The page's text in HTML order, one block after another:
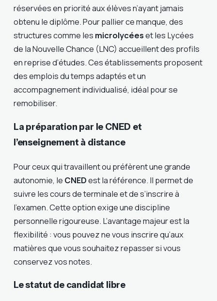
réservées en priorité aux élèves n’ayant jamais
obtenu le diplôme. Pour pallier ce manque, des
structures comme les microlycéeset les Lycées
de la Nouvelle Chance (LNC) accueillent des profils
en reprise d’études. Ces établissements proposent
des emplois du temps adaptés et un
accompagnement individualisé, idéal pour se
remobiliser.
La préparation par le CNED et
l’enseignement à distance
Pour ceux qui travaillent ou préfèrent une grande
autonomie, le CNEDest la référence. Il permet de
suivre les cours de terminale et de s’inscrire à
l’examen. Cette option exige une discipline
personnelle rigoureuse. L’avantage majeur est la
flexibilité : vous pouvez ne vous inscrire qu’aux
matières que vous souhaitez repasser si vous
conservez vos notes.
Le statut de candidat libre